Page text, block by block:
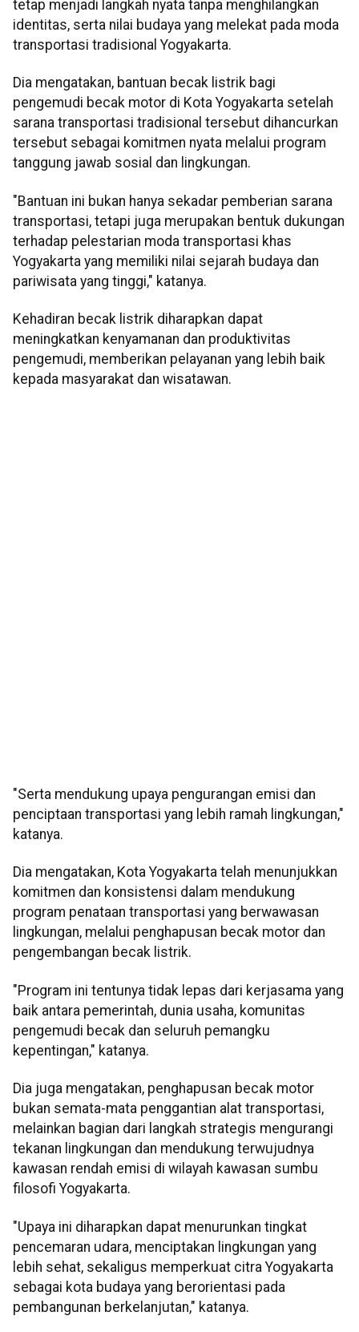
tetap menjadi langkah nyata tanpa menghilangkan
identitas, serta nilai budaya yang melekat pada moda
transportasi tradisional Yogyakarta.
Dia mengatakan, bantuan becak listrik bagi
pengemudi becak motor di Kota Yogyakarta setelah
sarana transportasi tradisional tersebut dihancurkan
tersebut sebagai komitmen nyata melalui program
tanggung jawab sosial dan lingkungan.
"Bantuan ini bukan hanya sekadar pemberian sarana
transportasi, tetapi juga merupakan bentuk dukungan
terhadap pelestarian moda transportasi khas
Yogyakarta yang memiliki nilai sejarah budaya dan
pariwisata yang tinggi," katanya.
Kehadiran becak listrik diharapkan dapat
meningkatkan kenyamanan dan produktivitas
pengemudi, memberikan pelayanan yang lebih baik
kepada masyarakat dan wisatawan.
"Serta mendukung upaya pengurangan emisi dan
penciptaan transportasi yang lebih ramah lingkungan,"
katanya.
Dia mengatakan, Kota Yogyakarta telah menunjukkan
komitmen dan konsistensi dalam mendukung
program penataan transportasi yang berwawasan
lingkungan, melalui penghapusan becak motor dan
pengembangan becak listrik.
"Program ini tentunya tidak lepas dari kerjasama yang
baik antara pemerintah, dunia usaha, komunitas
pengemudi becak dan seluruh pemangku
kepentingan," katanya.
Dia juga mengatakan, penghapusan becak motor
bukan semata-mata penggantian alat transportasi,
melainkan bagian dari langkah strategis mengurangi
tekanan lingkungan dan mendukung terwujudnya
kawasan rendah emisi di wilayah kawasan sumbu
filosofi Yogyakarta.
"Upaya ini diharapkan dapat menurunkan tingkat
pencemaran udara, menciptakan lingkungan yang
lebih sehat, sekaligus memperkuat citra Yogyakarta
sebagai kota budaya yang berorientasi pada
pembangunan berkelanjutan," katanya.